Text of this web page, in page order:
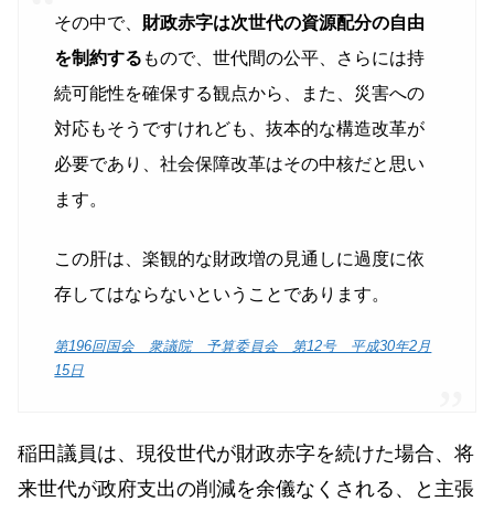
その中で、 財政赤字は次世代の資源配分の自由
を制約する もので、世代間の公平、さらには持
続可能性を確保する観点から、また、災害への
対応もそうですけれども、抜本的な構造改革が
必要であり、社会保障改革はその中核だと思い
ます。
この肝は、楽観的な財政増の見通しに過度に依
存してはならないということであります。
第196回国会 衆議院 予算委員会 第12号 平成30年2月
15日
稲田議員は、現役世代が財政赤字を続けた場合、将
来世代が政府支出の削減を余儀なくされる、と主張